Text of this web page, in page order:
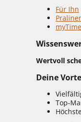
Für Ihn
Wertvoll
Deine
Top-